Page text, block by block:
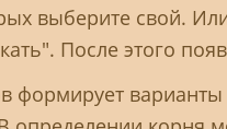
выберите свой.
После этого
формирует